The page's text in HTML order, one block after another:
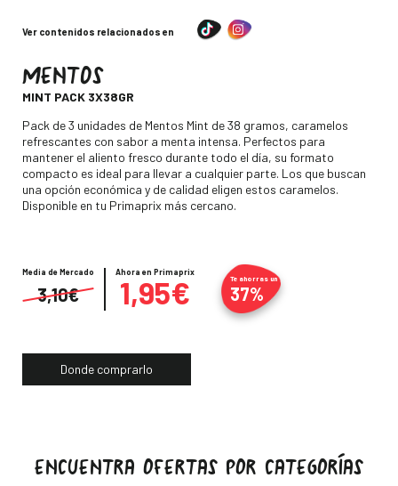
Ver contenidos relacionados en
MENTOS-
MINT PACK 3X38GR
Descripción
Pack de 3 unidades de Mentos Mint de 38 gramos, caramelos
refrescantes con sabor a menta intensa. Perfectos para
mantener el aliento fresco durante todo el día, su formato
compacto es ideal para llevar a cualquier parte. Los que buscan
una opción económica y de calidad eligen estos caramelos.
Disponible en tu Primaprix más cercano.
Precio
Media de Mercado
3,10€
Ahora en Primaprix
1,95€ Te ahorras un
37%
Donde comprarlo
ENCUENTRA OFERTAS POR CATEGORÍAS